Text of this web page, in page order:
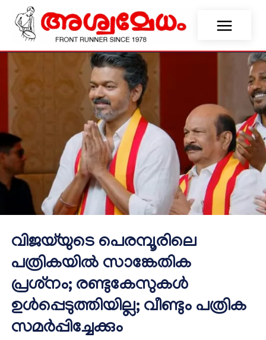
വിജയ്‌യുടെ പെരമ്പൂരിലെ
പത്രികയില്‍ സാങ്കേതിക
പ്രശ്‌നം; രണ്ടുകേസുകള്‍
ഉള്‍പ്പെടുത്തിയില്ല; വീണ്ടും പത്രിക
സമര്‍പ്പിച്ചേക്കും